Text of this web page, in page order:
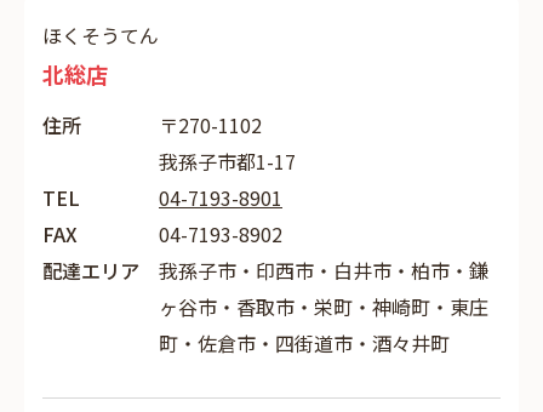
ほくそうてん
北総店
住所
〒270-1102
我孫子市都1-17
TEL
04-7193-8901
FAX
04-7193-8902
配達エリア
我孫子市・印西市・白井市・柏市・鎌
ヶ谷市・香取市・栄町・神崎町・東庄
町・佐倉市・四街道市・酒々井町